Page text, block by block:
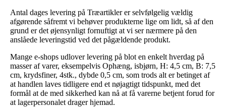
Antal dages levering på Træartikler er selvfølgelig vældig
afgørende såfremt vi behøver produkterne lige om lidt, så af den
grund er det øjensynligt fornuftigt at vi ser nærmere på den
anslåede leveringstid ved det pågældende produkt.
Mange e-shops udlover levering på blot en enkelt hverdag på
masser af varer, eksempelvis Ophæng, isbjørn, H: 4,5 cm, B: 7,5
cm, krydsfiner, 4stk., dybde 0,5 cm, som trods alt er betinget af
at handlen laves tidligere end et nøjagtigt tidspunkt, med det
formål at de med sikkerhed kan nå at få varerne betjent forud for
at lagerpersonalet drager hjemad.